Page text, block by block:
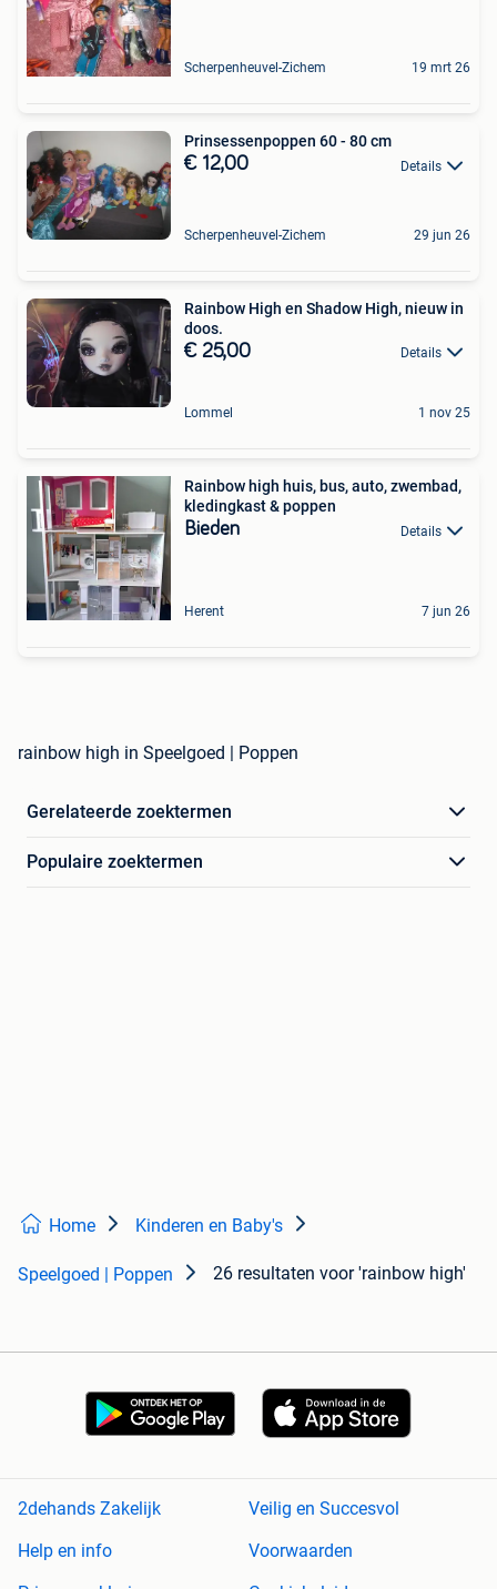
Scherpenheuvel-Zichem 19 mrt 26
Prinsessenpoppen 60 - 80 cm
€ 12,00 Details
Scherpenheuvel-Zichem 29 jun 26
Rainbow High en Shadow High, nieuw in
doos.
€ 25,00 Details
Lommel 1 nov 25
Rainbow high huis, bus, auto, zwembad,
kledingkast & poppen
Bieden Details
Herent 7 jun 26
rainbow high in Speelgoed | Poppen
Gerelateerde zoektermen
Populaire zoektermen
Home Kinderen en Baby's
Speelgoed | Poppen 26 resultaten voor 'rainbow high'
2dehands Zakelijk
Veilig en Succesvol
Help en info
Voorwaarden